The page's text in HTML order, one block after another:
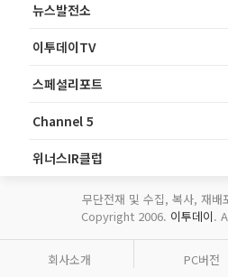
뉴스발전소
이투데이TV
스페셜리포트
Channel 5
위너스IR클럽
무단전재 및 수집, 복사, 재배
Copyright 2006. 이투데이.
회사소개 PC버전